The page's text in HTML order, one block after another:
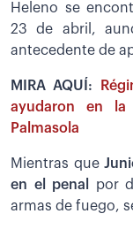
Heleno se
23 de abril,
antecedente de
MIRA AQUÍ:
ayudaron en
Palmasola
Mientras que
en el penal
por
armas de fuego,